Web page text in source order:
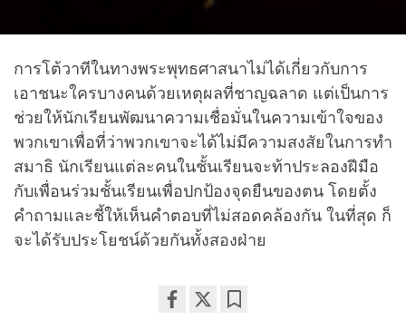
การโต้วาทีในทางพระพุทธศาสนาไม่ได้เกี่ยวกับการ
เอาชนะใครบางคนด้วยเหตุผลที่ชาญฉลาด แต่เป็นการ
ช่วยให้นักเรียนพัฒนาความเชื่อมั่นในความเข้าใจของ
พวกเขาเพื่อที่ว่าพวกเขาจะได้ไม่มีความสงสัยในการทำ
สมาธิ นักเรียนแต่ละคนในชั้นเรียนจะท้าประลองฝีมือ
กับเพื่อนร่วมชั้นเรียนเพื่อปกป้องจุดยืนของตน โดยตั้ง
คำถามและชี้ให้เห็นคำตอบที่ไม่สอดคล้องกัน ในที่สุด ก็
จะได้รับประโยชน์ด้วยกันทั้งสองฝ่าย